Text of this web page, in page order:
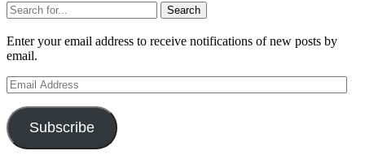
Sidebar
Search
Enter your email address to receive notifications of new posts by
email.
Email
Address
Subscribe